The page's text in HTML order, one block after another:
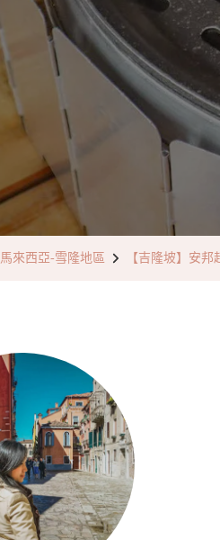
馬來西亞-雪隆地區 【吉隆坡】安